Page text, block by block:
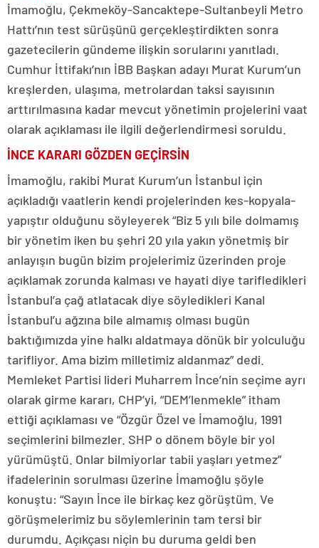
İmamoğlu, Çekmeköy-Sancaktepe-Sultanbeyli Metro
Hattı’nın test sürüşünü gerçekleştirdikten sonra
gazetecilerin gündeme ilişkin sorularını yanıtladı.
Cumhur İttifakı’nın İBB Başkan adayı Murat Kurum’un
kreşlerden, ulaşıma, metrolardan taksi sayısının
arttırılmasına kadar mevcut yönetimin projelerini vaat
olarak açıklaması ile ilgili değerlendirmesi soruldu.
İNCE KARARI GÖZDEN GEÇİRSİN
İmamoğlu, rakibi Murat Kurum’un İstanbul için
açıkladığı vaatlerin kendi projelerinden kes-kopyala-
yapıştır olduğunu söyleyerek “Biz 5 yılı bile dolmamış
bir yönetim iken bu şehri 20 yıla yakın yönetmiş bir
anlayışın bugün bizim projelerimiz üzerinden proje
açıklamak zorunda kalması ve hayati diye tarifledikleri
İstanbul’a çağ atlatacak diye söyledikleri Kanal
İstanbul’u ağzına bile almamış olması bugün
baktığımızda yine halkı aldatmaya dönük bir yolculuğu
tarifliyor. Ama bizim milletimiz aldanmaz” dedi.
Memleket Partisi lideri Muharrem İnce’nin seçime ayrı
olarak girme kararı, CHP’yi, “DEM’lenmekle” itham
ettiği açıklaması ve “Özgür Özel ve İmamoğlu, 1991
seçimlerini bilmezler. SHP o dönem böyle bir yol
yürümüştü. Onlar bilmiyorlar tabii yaşları yetmez”
ifadelerinin sorulması üzerine İmamoğlu şöyle
konuştu: “Sayın İnce ile birkaç kez görüştüm. Ve
görüşmelerimiz bu söylemlerinin tam tersi bir
durumdu. Açıkçası niçin bu duruma geldi ben